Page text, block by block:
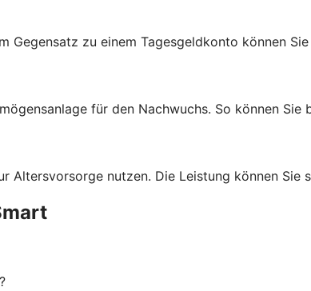
Gegensatz zu einem Tagesgeldkonto können
für den Nachwuchs. So können
Altersvorsorge nutzen. Die Leistung können